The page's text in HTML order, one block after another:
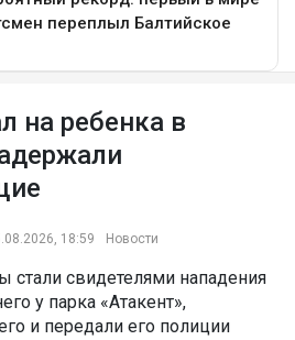
на ребенка в
18:59 Новости
свидетелями нападения
у парка «Атакент»,
и передали его полиции